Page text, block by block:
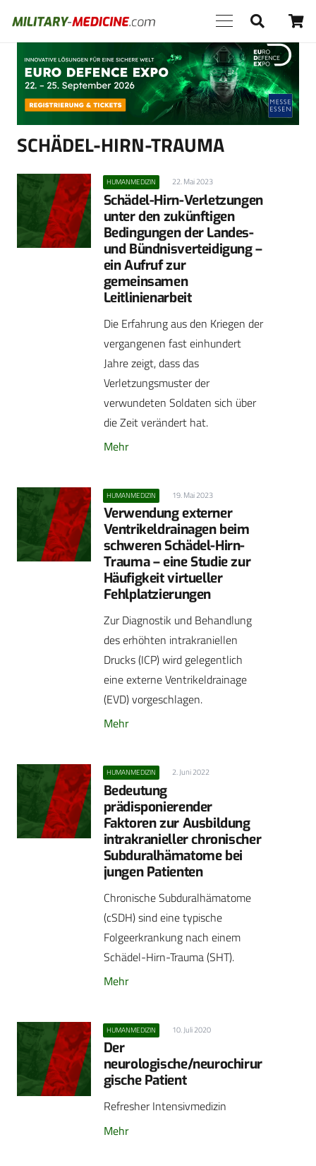
Anzeige
SCHÄDEL-HIRN-TRAUMA
HUMANMEDIZIN 22. Mai 2023
Schädel-Hirn-Verletzungen
unter den zukünftigen
Bedingungen der Landes-
und Bündnisverteidigung –
ein Aufruf zur
gemeinsamen
Leitlinienarbeit
Die Erfahrung aus den Kriegen der
vergangenen fast einhundert
Jahre zeigt, dass das
Verletzungsmuster der
verwundeten Soldaten sich über
die Zeit verändert hat.
Mehr
HUMANMEDIZIN 19. Mai 2023
Verwendung externer
Ventrikeldrainagen beim
schweren Schädel-Hirn-
Trauma – eine Studie zur
Häufigkeit virtueller
Fehlplatzierungen
Zur Diagnostik und Behandlung
des erhöhten intrakraniellen
Drucks (ICP) wird gelegentlich
eine externe Ventrikeldrainage
(EVD) vorgeschlagen.
Mehr
HUMANMEDIZIN 2. Juni 2022
Bedeutung
prädisponierender
Faktoren zur Ausbildung
intrakranieller chronischer
Subduralhämatome bei
jungen Patienten
Chronische Subduralhämatome
(cSDH) sind eine typische
Folgeerkrankung nach einem
Schädel-Hirn-Trauma (SHT).
Mehr
HUMANMEDIZIN 10. Juli 2020
Der
neurologische/neurochirur
gische Patient
Refresher Intensivmedizin
Mehr